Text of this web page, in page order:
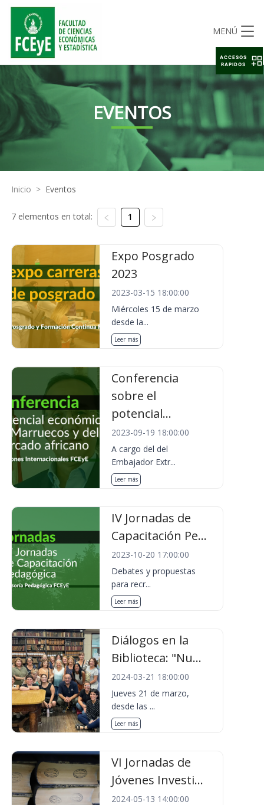
MENÚ
EVENTOS
Inicio > Eventos
7 elementos en total: 1
Expo Posgrado
2023
2023-03-15 18:00:00
Miércoles 15 de marzo
desde la...
Leer más
Conferencia
sobre el
potencial...
2023-09-19 18:00:00
A cargo del del
Embajador Extr...
Leer más
IV Jornadas de
Capacitación Pe...
2023-10-20 17:00:00
Debates y propuestas
para recr...
Leer más
Diálogos en la
Biblioteca: "Nu...
2024-03-21 18:00:00
Jueves 21 de marzo,
desde las ...
Leer más
VI Jornadas de
Jóvenes Investi...
2024-05-13 14:00:00
ACCESOS
RAPIDOS